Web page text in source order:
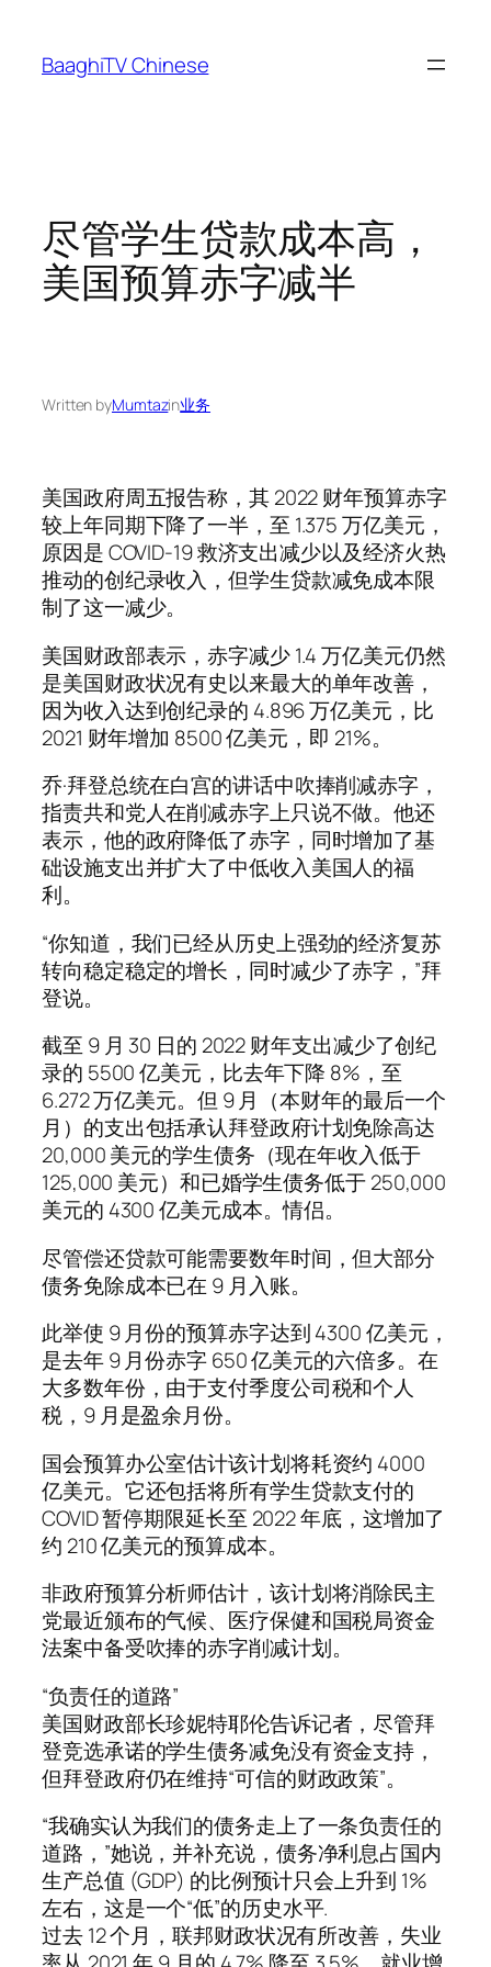
content
BaaghiTV Chinese
尽管学生贷款成本高，
美国预算赤字减半
Written byMumtazin业务
美国政府周五报告称，其 2022 财年预算赤字
较上年同期下降了一半，至 1.375 万亿美元，
原因是 COVID-19 救济支出减少以及经济火热
推动的创纪录收入，但学生贷款减免成本限
制了这一减少。
美国财政部表示，赤字减少 1.4 万亿美元仍然
是美国财政状况有史以来最大的单年改善，
因为收入达到创纪录的 4.896 万亿美元，比
2021 财年增加 8500 亿美元，即 21%。
乔·拜登总统在白宫的讲话中吹捧削减赤字，
指责共和党人在削减赤字上只说不做。他还
表示，他的政府降低了赤字，同时增加了基
础设施支出并扩大了中低收入美国人的福
利。
“你知道，我们已经从历史上强劲的经济复苏
转向稳定稳定的增长，同时减少了赤字，”拜
登说。
截至 9 月 30 日的 2022 财年支出减少了创纪
录的 5500 亿美元，比去年下降 8%，至
6.272 万亿美元。但 9 月（本财年的最后一个
月）的支出包括承认拜登政府计划免除高达
20,000 美元的学生债务（现在年收入低于
125,000 美元）和已婚学生债务低于 250,000
美元的 4300 亿美元成本。情侣。
尽管偿还贷款可能需要数年时间，但大部分
债务免除成本已在 9 月入账。
此举使 9 月份的预算赤字达到 4300 亿美元，
是去年 9 月份赤字 650 亿美元的六倍多。在
大多数年份，由于支付季度公司税和个人
税，9 月是盈余月份。
国会预算办公室估计该计划将耗资约 4000
亿美元。它还包括将所有学生贷款支付的
COVID 暂停期限延长至 2022 年底，这增加了
约 210 亿美元的预算成本。
非政府预算分析师估计，该计划将消除民主
党最近颁布的气候、医疗保健和国税局资金
法案中备受吹捧的赤字削减计划。
“负责任的道路”
美国财政部长珍妮特耶伦告诉记者，尽管拜
登竞选承诺的学生债务减免没有资金支持，
但拜登政府仍在维持“可信的财政政策”。
“我确实认为我们的债务走上了一条负责任的
道路，”她说，并补充说，债务净利息占国内
生产总值 (GDP) 的比例预计只会上升到 1%
左右，这是一个“低”的历史水平.
过去 12 个月，联邦财政状况有所改善，失业